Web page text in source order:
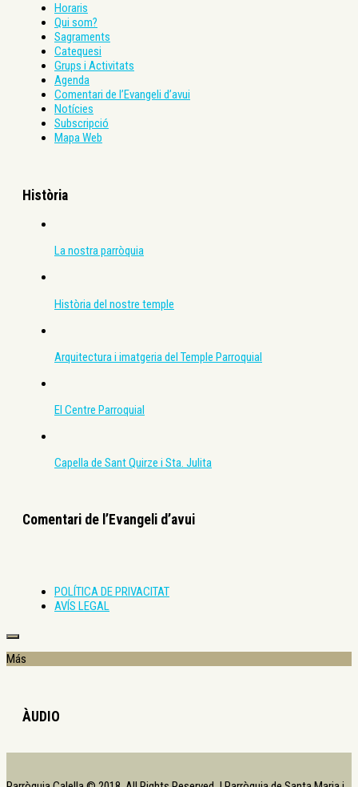
Horaris
Qui som?
Sagraments
Catequesi
Grups i Activitats
Agenda
Comentari de l’Evangeli d’avui
Notícies
Subscripció
Mapa Web
Història
La nostra parròquia
Història del nostre temple
Arquitectura i imatgeria del Temple Parroquial
El Centre Parroquial
Capella de Sant Quirze i Sta. Julita
Comentari de l’Evangeli d’avui
POLÍTICA DE PRIVACITAT
AVÍS LEGAL
Más
ÀUDIO